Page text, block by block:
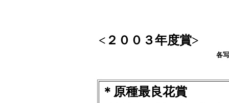
<２００３年度賞>
各
＊原種最良花賞